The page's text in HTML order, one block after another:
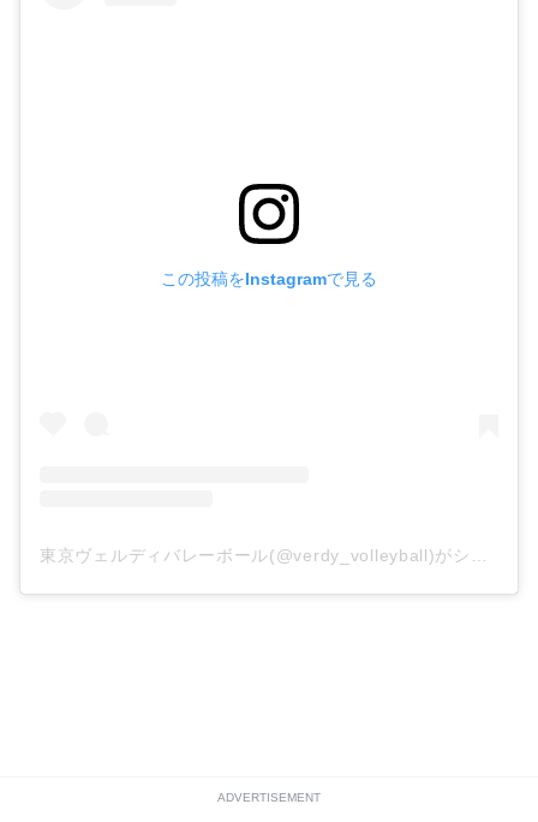
この投稿をInstagramで見る
ADVERTISEMENT